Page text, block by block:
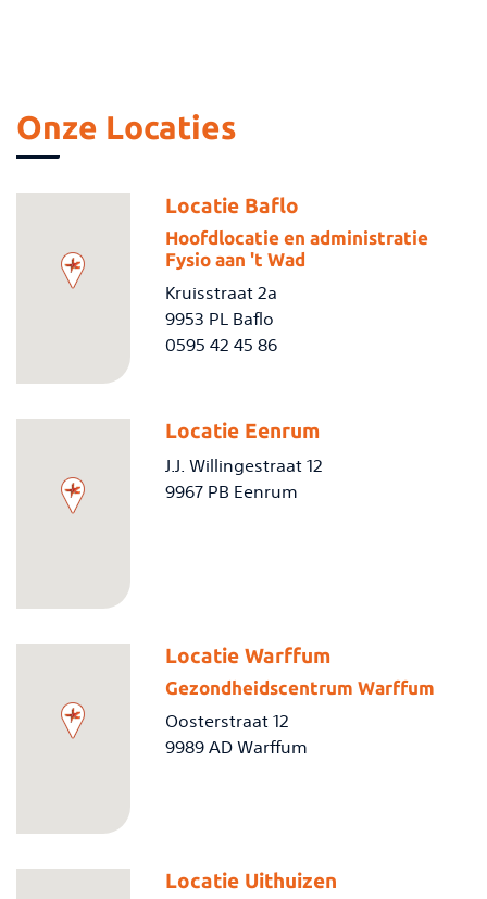
Onze Locaties
Locatie Baflo
Hoofdlocatie en administratie
Fysio aan 't Wad
Kruisstraat 2a
9953 PL Baflo
0595 42 45 86
Locatie Eenrum
J.J. Willingestraat 12
9967 PB Eenrum
Locatie Warffum
Gezondheidscentrum Warffum
Oosterstraat 12
9989 AD Warffum
Locatie Uithuizen